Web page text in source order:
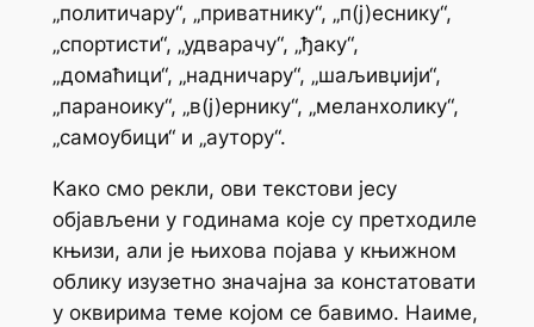
„политичару“, „приватнику“, „п(ј)еснику“,
„спортисти“, „удварачу“, „ђаку“,
„домаћици“, „надничару“, „шаљивџији“,
„параноику“, „в(ј)ернику“, „меланхолику“,
„самоубици“ и „аутору“.
Како смо рекли, ови текстови јесу
објављени у годинама које су претходиле
књизи, али је њихова појава у књижном
облику изузетно значајна за констатовати
у оквирима теме којом се бавимо. Наиме,